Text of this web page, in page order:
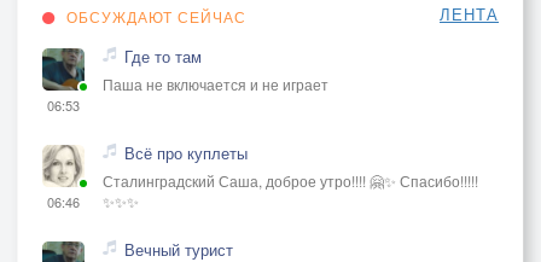
ОБСУЖДАЮТ СЕЙЧАС ЛЕНТА
06:53
Где то там
Паша не включается и не играет
06:46
Всё про куплеты
Сталинградский Саша, доброе утро!!!! 🤗✨ Спасибо!!!!!
✨✨✨
Вечный турист